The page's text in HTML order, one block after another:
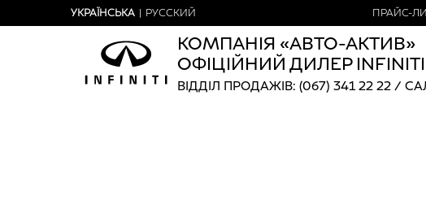
УКРАЇНСЬКА | РУССКИЙ ПРАЙС-
КОМПАНІЯ «АВТО-АКТИВ»
ОФІЦІЙНИЙ ДИЛЕР INFINITI
ВІДДІЛ ПРОДАЖІВ: (067) 341 22 22 /